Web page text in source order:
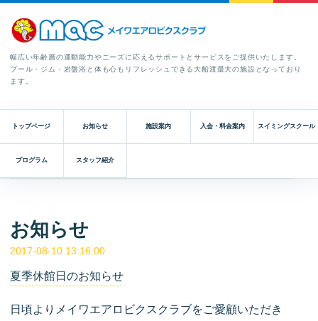
幅広い年齢層の運動能力やニーズに応えるサポートとサービスをご提供いたします。
プール・ジム・岩盤浴と体も心もリフレッシュできる大船渡最大の施設となっており
ます。
トップページ お知らせ 施設案内 入会・料金案内 スイミングスクール
プログラム スタッフ紹介
お知らせ
2017-08-10 13:16:00
夏季休館日のお知らせ
日頃よりメイワエアロビクスクラブをご愛顧いただき